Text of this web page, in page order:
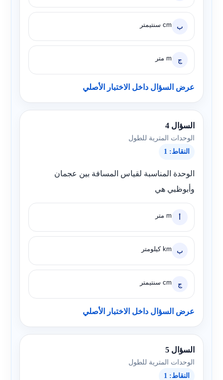
ب cm سنتيمتر
ج m متر
عرض السؤال داخل الاختبار الأصلي
السؤال 4
الوحدات المترية للطول
النقاط: 1
الوحدة المناسبة لقياس المسافة بين عجمان
وأبوظبي هي
أ m متر
ب km كيلومتر
ج cm سنتيمتر
عرض السؤال داخل الاختبار الأصلي
السؤال 5
الوحدات المترية للطول
النقاط: 1